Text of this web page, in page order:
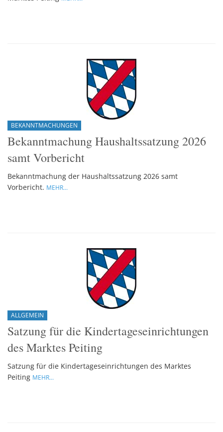
BEKANNTMACHUNGEN
Bekanntmachung Haushaltssatzung 2026
samt Vorbericht
Bekanntmachung der Haushaltssatzung 2026 samt
Vorbericht. MEHR...
ALLGEMEIN
Satzung für die Kindertageseinrichtungen
des Marktes Peiting
Satzung für die Kindertageseinrichtungen des Marktes
Peiting MEHR...